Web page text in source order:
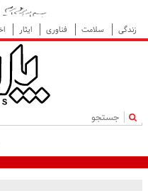
زندگی
سلامت فناوری ایثار
|